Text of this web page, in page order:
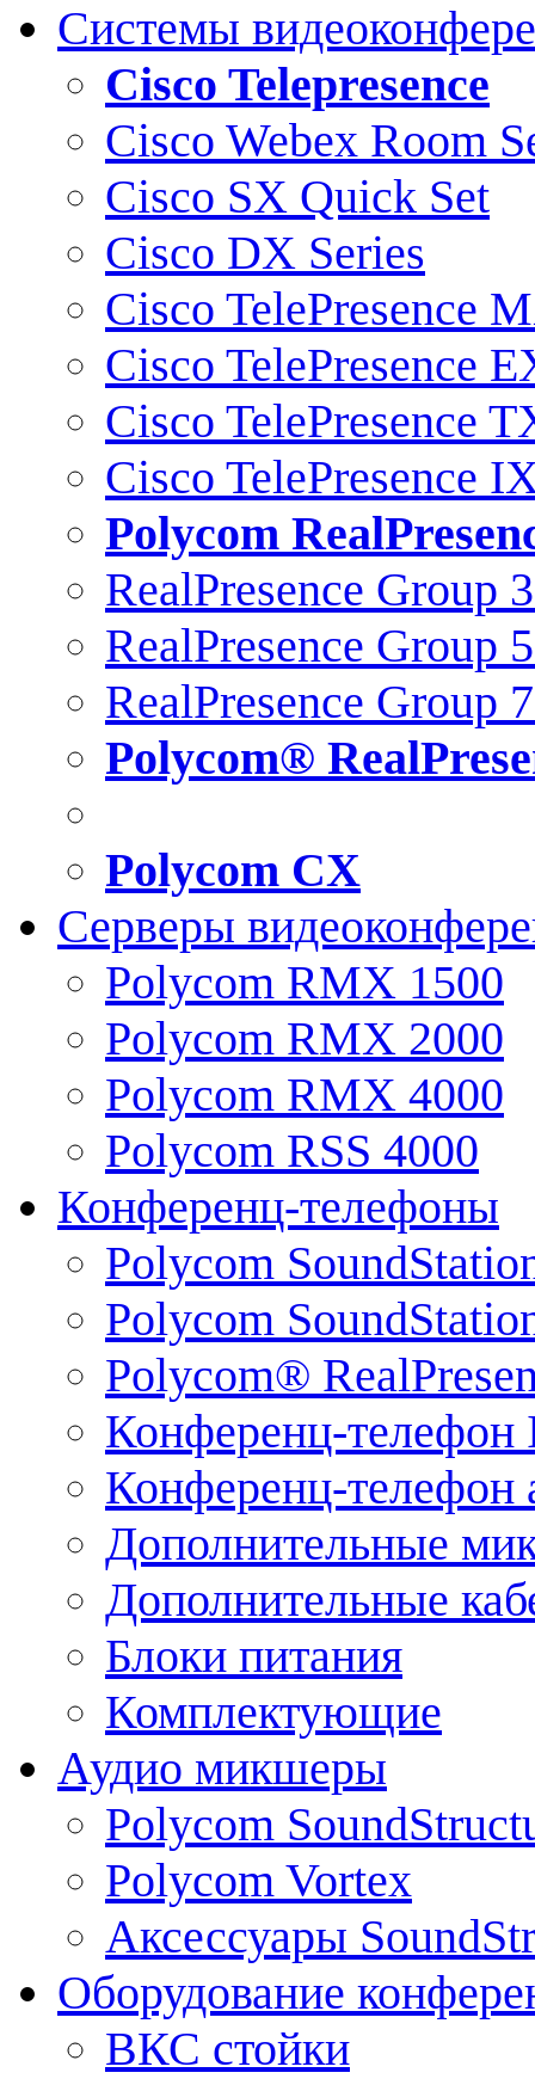
Системы
Cisco Telepresence
Cisco Webex Room
Cisco SX Quick Set
Cisco DX Series
Cisco TelePresence
Cisco TelePresence
Cisco TelePresence
Cisco TelePresence
Polycom
RealPresence Group
RealPresence Group
RealPresence Group
Polycom®
Polycom CX
Серверы
Polycom RMX 1500
Polycom RMX 2000
Polycom RMX 4000
Polycom RSS 4000
Конференц-телефоны
Polycom
Polycom
Polycom®
Конференц-телефон
Конференц-телефон
Дополнительные
Дополнительные
Блоки питания
Комплектующие
Аудио микшеры
Polycom
Polycom Vortex
Аксессуары
Оборудование
ВКС стойки